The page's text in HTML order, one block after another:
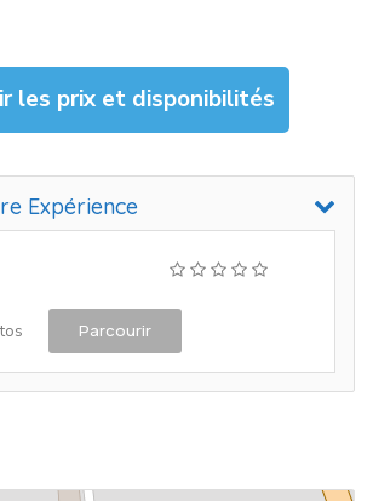
les prix et disponibilités
Expérience
Parcourir